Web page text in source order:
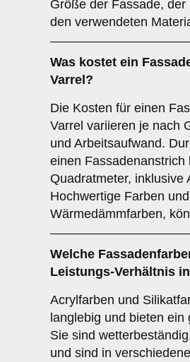
Größe der Fassade,
den verwendeten
Was kostet ein
Varrel?
Die Kosten für einen
Varrel variieren je nach
und Arbeitsaufwand.
einen
Quadratmeter, inklusive
Hochwertige Farben
Wärmedämmfarben,
Welche
Leistungs-Verhältnis
Acrylfarben und
langlebig und bieten
Sie sind
und sind in